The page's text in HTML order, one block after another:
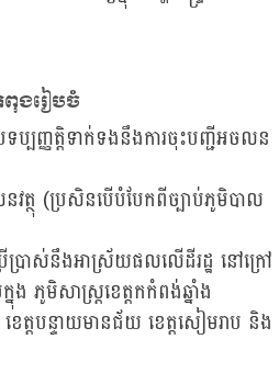
ងរៀបចំ
ប្បញ្ញត្តិទាក់ទងនឹងការចុះបញ្ជីអចលន
វត្ថុ (ប្រសិនបើបំបែកពីច្បាប់ភូមិបាល
ប្រាស់នឹងអាស្រ័យផលលើដីរដ្ឋ នៅក្រៅ
ភូមិសាស្ត្រខេត្តកកំពង់ឆ្នាំង
ត្តបន្ទាយមានជ័យ ខេត្តសៀមរាប និង